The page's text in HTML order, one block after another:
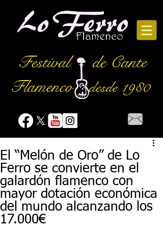
Festival
de Cante
Flamencodesde 1980
El “Melón de Oro” de Lo
Ferro se convierte en el
galardón flamenco con
mayor dotación económica
del mundo alcanzando los
17.000€